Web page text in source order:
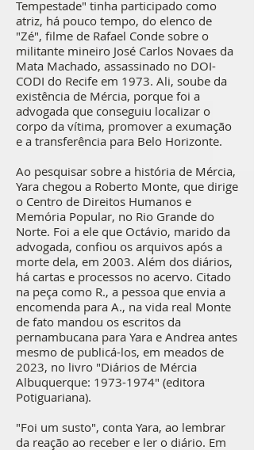
Tempestade" tinha participado como
atriz, há pouco tempo, do elenco de
"Zé", filme de Rafael Conde sobre o
militante mineiro José Carlos Novaes da
Mata Machado, assassinado no DOI-
CODI do Recife em 1973. Ali, soube da
existência de Mércia, porque foi a
advogada que conseguiu localizar o
corpo da vítima, promover a exumação
e a transferência para Belo Horizonte.
Ao pesquisar sobre a história de Mércia,
Yara chegou a Roberto Monte, que dirige
o Centro de Direitos Humanos e
Memória Popular, no Rio Grande do
Norte. Foi a ele que Octávio, marido da
advogada, confiou os arquivos após a
morte dela, em 2003. Além dos diários,
há cartas e processos no acervo. Citado
na peça como R., a pessoa que envia a
encomenda para A., na vida real Monte
de fato mandou os escritos da
pernambucana para Yara e Andrea antes
mesmo de publicá-los, em meados de
2023, no livro "Diários de Mércia
Albuquerque: 1973-1974" (editora
Potiguariana).
"Foi um susto", conta Yara, ao lembrar
da reação ao receber e ler o diário. Em